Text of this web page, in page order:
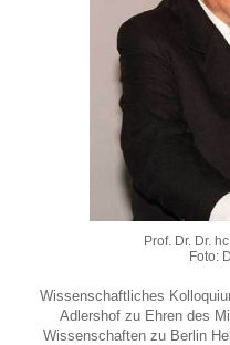
Prof. Dr. Dr.
Foto:
Wissenschaftliches
Adlershof zu Ehren des
Wissenschaften zu Berlin